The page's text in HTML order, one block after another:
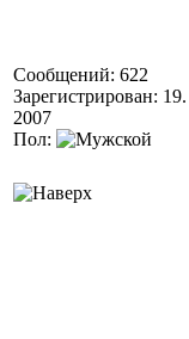
Сообщений: 622
Зарегистрирован:
2007
Пол: